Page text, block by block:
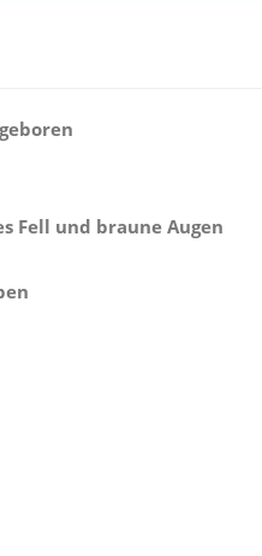
Fell und braune Augen